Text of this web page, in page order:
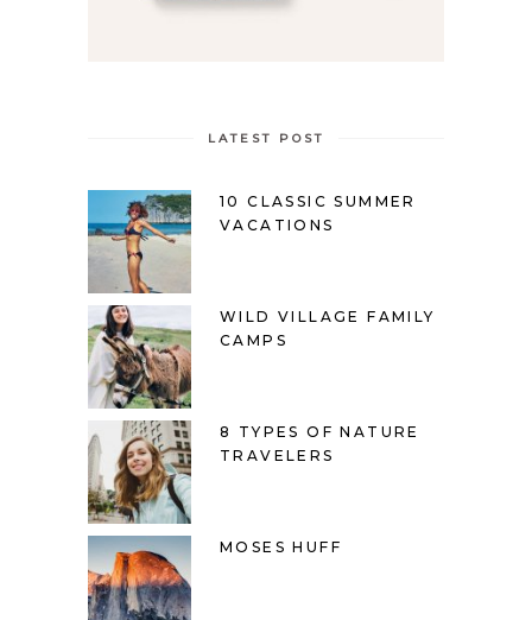
LATEST POST
10 CLASSIC SUMMER
VACATIONS
WILD VILLAGE FAMILY
CAMPS
8 TYPES OF NATURE
TRAVELERS
MOSES HUFF